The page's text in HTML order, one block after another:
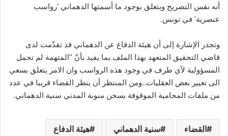
أنه نفس التصريح ويتعلق بوجود ما أسمتها الدهماني ‘رواسب
عنصرية’ في تونس.
وتجدر الإشارة إلى أن هيئة الدفاع عن الدهماني قد تقدّمت لدى
قاضي التحقيق المتعهد بهذا الملف بما يفيد بأنّ ”المتهمة لم تحمل
المسؤولية لأي طرف في وجود هذه الرواسب وان الامر يتعلق بسعي
الى تغيير بعض العقليات..ومن المنتظر أن ينظر القضاء قريبا في عدد
من ملفات المحامية الموقوفة بسجن منوبة المدني سنية الدهماني.
القضاء سنية الدهماني هيئة الدفاع